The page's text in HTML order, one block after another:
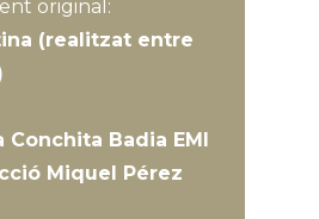
original:
(realitzat entre
Conchita Badia EMI
Miquel Pérez